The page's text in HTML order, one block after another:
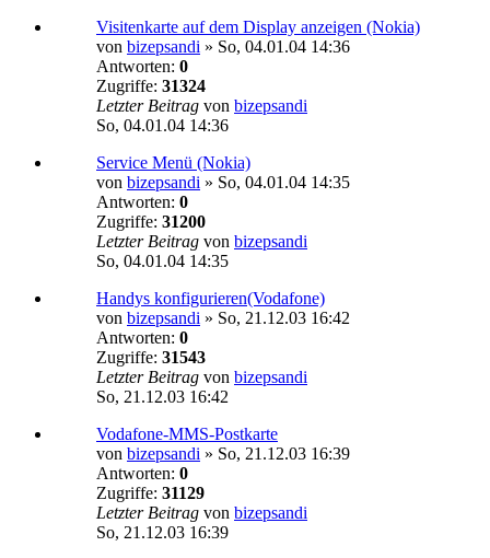
Visitenkarte auf dem Display anzeigen (Nokia)
von bizepsandi » So, 04.01.04 14:36
Antworten: 0
Zugriffe: 31324
Letzter Beitrag von bizepsandi
So, 04.01.04 14:36
Service Menü (Nokia)
von bizepsandi » So, 04.01.04 14:35
Antworten: 0
Zugriffe: 31200
Letzter Beitrag von bizepsandi
So, 04.01.04 14:35
Handys konfigurieren(Vodafone)
von bizepsandi » So, 21.12.03 16:42
Antworten: 0
Zugriffe: 31543
Letzter Beitrag von bizepsandi
So, 21.12.03 16:42
Vodafone-MMS-Postkarte
von bizepsandi » So, 21.12.03 16:39
Antworten: 0
Zugriffe: 31129
Letzter Beitrag von bizepsandi
So, 21.12.03 16:39